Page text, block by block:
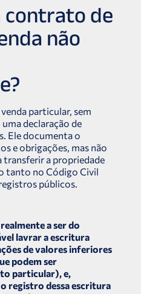
contrato de
não
particular, sem
declaração de
Ele documenta o
e obrigações, mas não
transferir a propriedade
tanto no Código Civil
públicos.
a ser do
lavrar a escritura
de valores inferiores
podem ser
particular), e,
registro dessa escritura